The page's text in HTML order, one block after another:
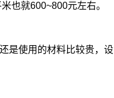
也就600~800元左右。
是使用的材料比较贵，设